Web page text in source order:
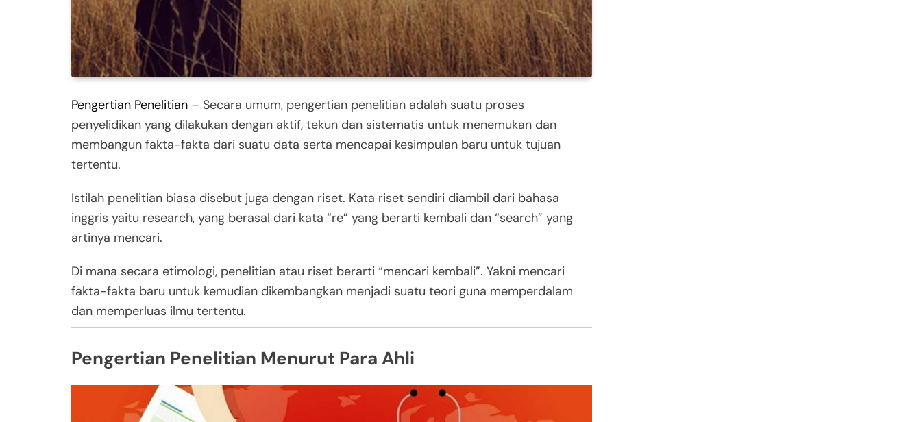
Pengertian Penelitian – Secara umum, pengertian penelitian adalah suatu proses
penyelidikan yang dilakukan dengan aktif, tekun dan sistematis untuk menemukan dan
membangun fakta-fakta dari suatu data serta mencapai kesimpulan baru untuk tujuan
tertentu.
Istilah penelitian biasa disebut juga dengan riset. Kata riset sendiri diambil dari bahasa
inggris yaitu research, yang berasal dari kata “re” yang berarti kembali dan “search” yang
artinya mencari.
Di mana secara etimologi, penelitian atau riset berarti “mencari kembali”. Yakni mencari
fakta-fakta baru untuk kemudian dikembangkan menjadi suatu teori guna memperdalam
dan memperluas ilmu tertentu.
Pengertian Penelitian Menurut Para Ahli